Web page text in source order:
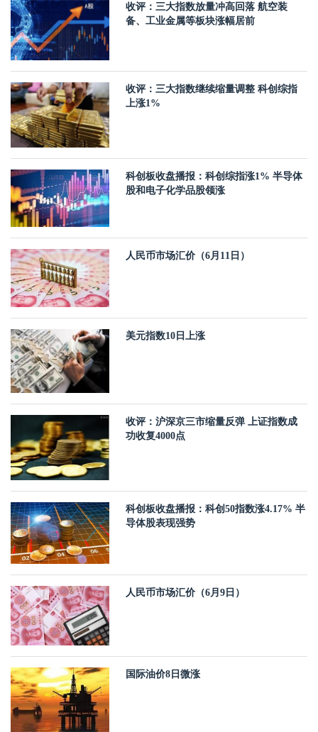
收评：三大指数放量冲高回落 航空装
备、工业金属等板块涨幅居前
收评：三大指数继续缩量调整 科创综指
上涨1%
科创板收盘播报：科创综指涨1% 半导体
股和电子化学品股领涨
人民币市场汇价（6月11日）
美元指数10日上涨
收评：沪深京三市缩量反弹 上证指数成
功收复4000点
科创板收盘播报：科创50指数涨4.17% 半
导体股表现强势
人民币市场汇价（6月9日）
国际油价8日微涨